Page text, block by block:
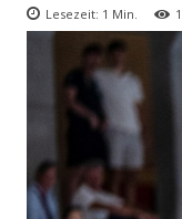
Lesezeit: 1 Min. 1